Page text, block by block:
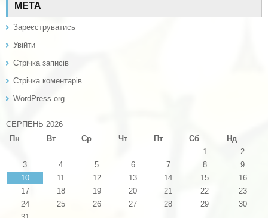
МЕТА
Зареєструватись
Увійти
Стрічка записів
Стрічка коментарів
WordPress.org
СЕРПЕНЬ 2026
Пн
Вт Ср Чт Пт Сб
Нд
1
2
3
4 5 6 7 8
9
10
11 12 13 14 15
16
17
18 19 20 21 22
23
24
25 26 27 28 29
30